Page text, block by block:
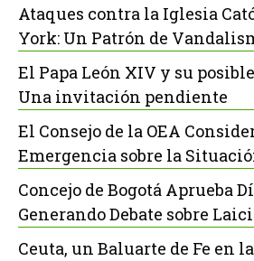
Ataques contra la Iglesia
York: Un Patrón de
El Papa León XIV y su
Una invitación pendiente
El Consejo de la OEA
Emergencia sobre la
Concejo de Bogotá Aprueba
Generando Debate sobre
Ceuta, un Baluarte de Fe en